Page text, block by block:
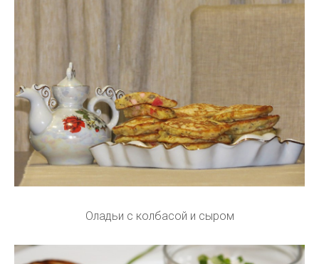
Оладьи с колбасой и сыром